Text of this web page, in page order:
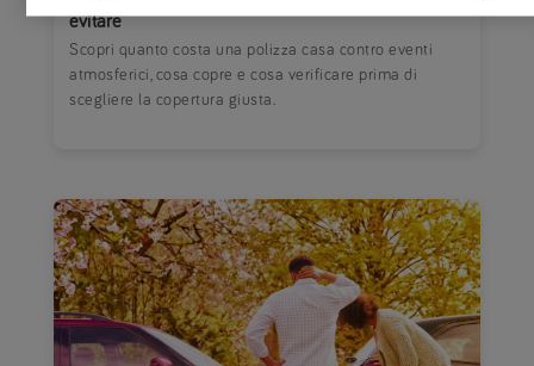
evitare
Scopri quanto costa una polizza casa contro eventi
atmosferici, cosa copre e cosa verificare prima di
scegliere la copertura giusta.